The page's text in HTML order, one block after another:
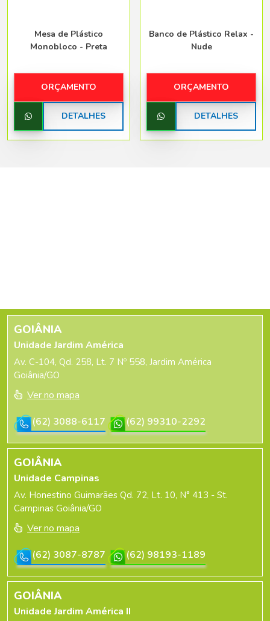
Mesa de Plástico
Monobloco - Preta
ORÇAMENTO
DETALHES
Banco de Plástico Relax -
Nude
ORÇAMENTO
DETALHES
GOIÂNIA
Unidade Jardim América
Av. C-104, Qd. 258, Lt. 7 Nº 558, Jardim América
Goiânia/GO
Ver no mapa
(62) 3088-6117
(62) 99310-2292
GOIÂNIA
Unidade Campinas
Av. Honestino Guimarães Qd. 72, Lt. 10, N° 413 - St.
Campinas Goiânia/GO
Ver no mapa
(62) 3087-8787
(62) 98193-1189
GOIÂNIA
Unidade Jardim América II